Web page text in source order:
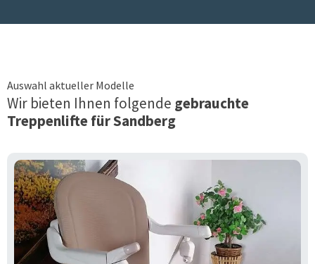
Auswahl aktueller Modelle
Wir bieten Ihnen folgende gebrauchte
Treppenlifte fürSandberg